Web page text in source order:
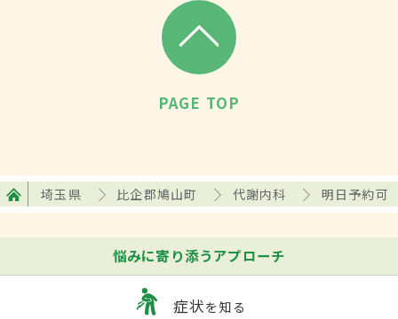
PAGE TOP
埼玉県 比企郡鳩山町 代謝内科 明日予約可
悩みに寄り添うアプローチ
症状を知る